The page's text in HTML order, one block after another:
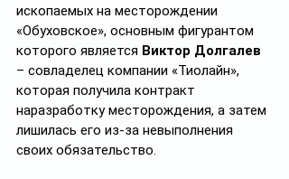
ископаемых на месторождении
«Обуховское», основным фигурантом
которого является Виктор Долгалев
– совладелец компании «Тиолайн»,
которая получила контракт
наразработку месторождения, а затем
лишилась его из-за невыполнения
своих обязательство.